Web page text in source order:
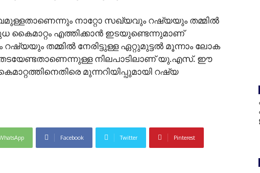
നാറ്റോ സഖ്യവും റഷ്യയും തമ്മില്‍
കൈമാറ്റം എത്തിക്കാന്‍ ഇടയുണ്ടെന്നുമാണ്
തമ്മില്‍ നേരിട്ടുള്ള ഏറ്റുമുട്ടല്‍ മൂന്നാം ലോക
നിലപാടിലാണ് യു.എസ്. ഈ
മുന്നറിയിപ്പുമായി റഷ്യ
Facebook Twitter Pinterest